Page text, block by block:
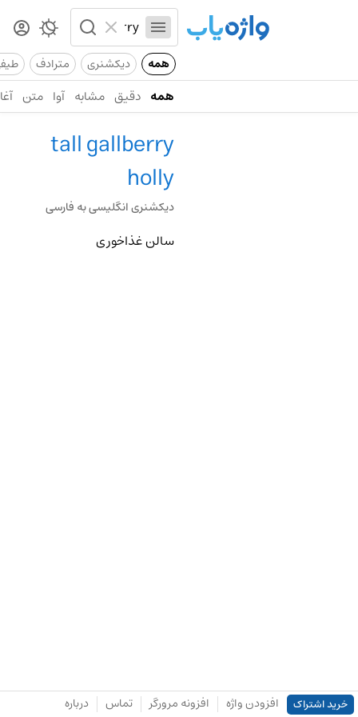
همه دیکشنری مترادف
همه دقیق مشابه آوا متن
tall gallberry
holly
دیکشنری انگلیسی به فارسی
سالن غذاخوری
خرید اشتراک افزودن واژه افزونه مرورگر تماس درباره